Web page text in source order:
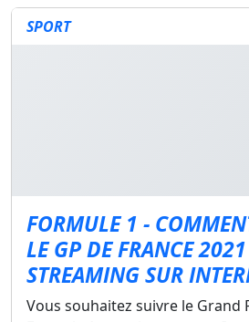
SPORT
FORMULE 1 -
LE GP DE FRANCE
STREAMING SUR
Vous souhaitez suivre le Grand